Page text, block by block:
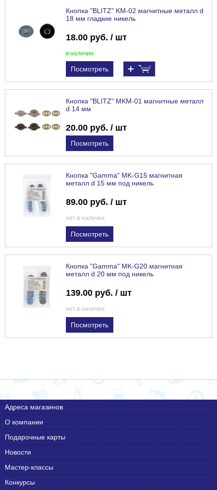
Кнопка "BLITZ" KM-02 магнитные металл d
18 мм гладкие никель
18.00 руб. / шт
в наличии
Посмотреть
Кнопка "BLITZ" MKM-01 магнитные металл
d 14 мм
20.00 руб. / шт
Посмотреть
Кнопка "Gamma" MK-G15 магнитная
металл d 15 мм под никель
89.00 руб. / шт
нет в наличии
Посмотреть
Кнопка "Gamma" MK-G20 магнитная
металл d 20 мм под никель
139.00 руб. / шт
нет в наличии
Посмотреть
Адреса магазинов
О компании
Подарочные карты
Новости
Мастер-классы
Конкурсы